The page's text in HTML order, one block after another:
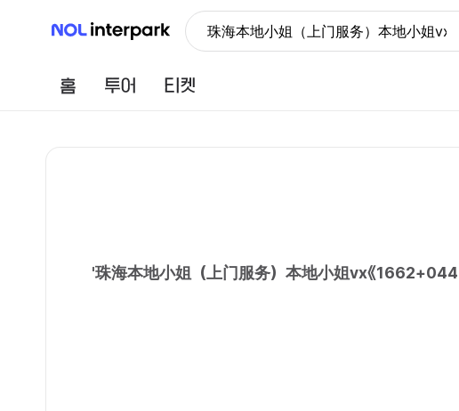
NOL 인터파크 珠海本地小姐（上门服务）本地小姐
홈 투어
'珠海本地小姐（上门服务）本地小姐vx《